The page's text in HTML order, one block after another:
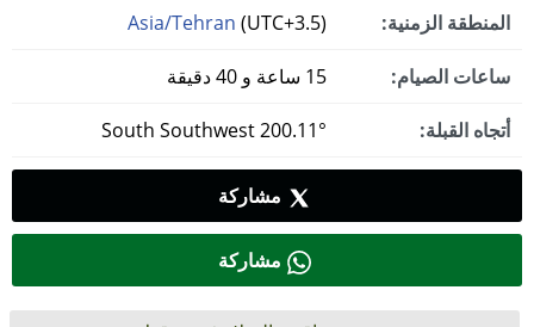
المنطقة الزمنية: Asia/Tehran (UTC+3.5)
ساعات الصيام:
أتجاه القبلة:
مشاركة
مشاركة